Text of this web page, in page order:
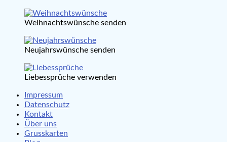
Weihnachtswünsche senden
Neujahrswünsche senden
Liebessprüche verwenden
Impressum
Datenschutz
Kontakt
Über uns
Grusskarten